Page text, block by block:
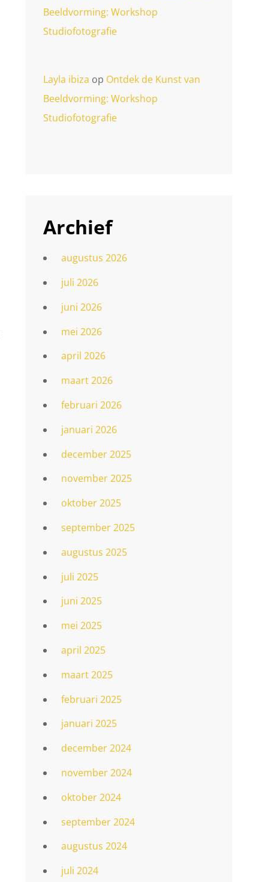
Beeldvorming: Workshop
Studiofotografie
Layla ibiza op Ontdek de Kunst van
Beeldvorming: Workshop
Studiofotografie
Archief
augustus 2026
juli 2026
juni 2026
mei 2026
april 2026
maart 2026
februari 2026
januari 2026
december 2025
november 2025
oktober 2025
september 2025
augustus 2025
juli 2025
juni 2025
mei 2025
april 2025
maart 2025
februari 2025
januari 2025
december 2024
november 2024
oktober 2024
september 2024
augustus 2024
juli 2024